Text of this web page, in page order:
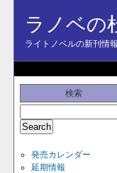
ラノベの
ライトノベルの新刊情
検索
発売カレンダー
延期情報